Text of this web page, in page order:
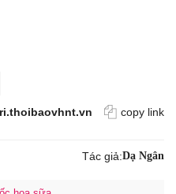
copy link
Tác giả:Dạ Ngân